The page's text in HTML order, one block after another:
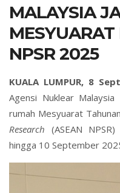
MALAYSIA
NPSR 2025
KUALA LUMPUR, 8
Agensi Nuklear
rumah Mesyuarat
Research (ASEAN
hingga 10 September